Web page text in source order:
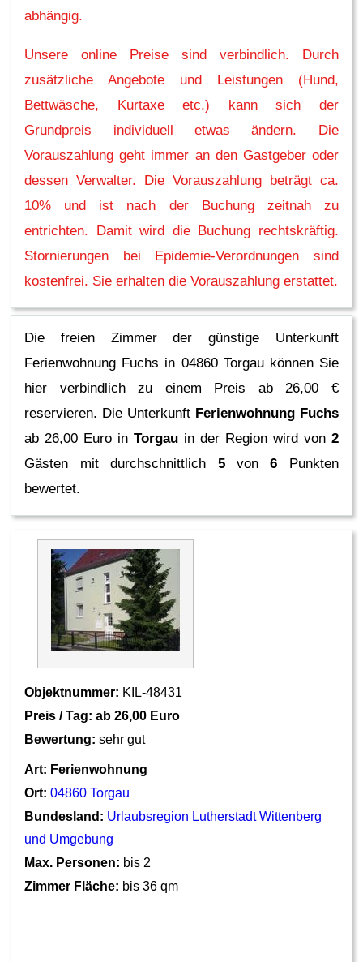
abhängig.
Unsere online Preise sind verbindlich. Durch
zusätzliche Angebote und Leistungen (Hund,
Bettwäsche, Kurtaxe etc.) kann sich der
Grundpreis individuell etwas ändern. Die
Vorauszahlung geht immer an den Gastgeber oder
dessen Verwalter. Die Vorauszahlung beträgt ca.
10% und ist nach der Buchung zeitnah zu
entrichten. Damit wird die Buchung rechtskräftig.
Stornierungen bei Epidemie-Verordnungen sind
kostenfrei. Sie erhalten die Vorauszahlung erstattet.
Die freien Zimmer der günstige Unterkunft
Ferienwohnung Fuchs in 04860 Torgau können Sie
hier verbindlich zu einem Preis ab 26,00 €
reservieren. Die Unterkunft Ferienwohnung Fuchs
ab 26,00 Euro inTorgau in der Region wird von 2
Gästen mit durchschnittlich 5von6 Punkten
bewertet.
Objektnummer: KIL-48431
Preis / Tag: ab 26,00 Euro
Bewertung: sehr gut
Art: Ferienwohnung
Ort: 04860 Torgau
Bundesland: Urlaubsregion Lutherstadt Wittenberg
und Umgebung
Max. Personen: bis 2
Zimmer Fläche: bis 36 qm